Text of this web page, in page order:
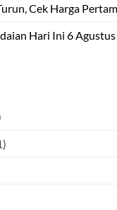
Cek Harga
Hari Ini 6